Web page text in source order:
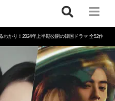
わかり！2024年上半期公開の韓国ドラマ 全52作